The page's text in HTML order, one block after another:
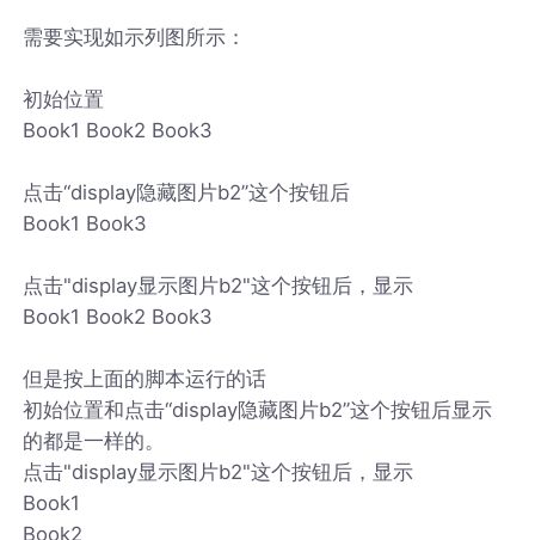
需要实现如示列图所示：
初始位置
Book1 Book2 Book3
点击“display隐藏图片b2”这个按钮后
Book1 Book3
点击"display显示图片b2"这个按钮后，显示
Book1 Book2 Book3
但是按上面的脚本运行的话
初始位置和点击“display隐藏图片b2”这个按钮后显示
的都是一样的。
点击"display显示图片b2"这个按钮后，显示
Book1
Book2